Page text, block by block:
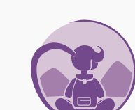
springen